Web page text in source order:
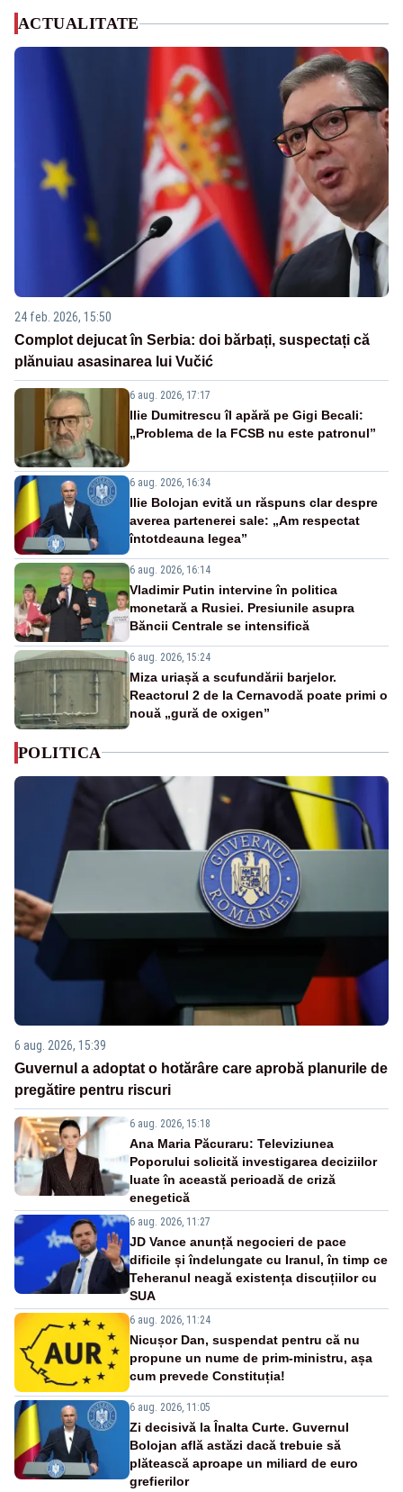
ACTUALITATE
24 feb. 2026, 15:50
Complot dejucat în Serbia: doi bărbați, suspectați că
plănuiau asasinarea lui Vučić
6 aug. 2026, 17:17
Ilie Dumitrescu îl apără pe Gigi Becali:
„Problema de la FCSB nu este patronul”
6 aug. 2026, 16:34
Ilie Bolojan evită un răspuns clar despre
averea partenerei sale: „Am respectat
întotdeauna legea”
6 aug. 2026, 16:14
Vladimir Putin intervine în politica
monetară a Rusiei. Presiunile asupra
Băncii Centrale se intensifică
6 aug. 2026, 15:24
Miza uriașă a scufundării barjelor.
Reactorul 2 de la Cernavodă poate primi o
nouă „gură de oxigen”
POLITICA
6 aug. 2026, 15:39
Guvernul a adoptat o hotărâre care aprobă planurile de
pregătire pentru riscuri
6 aug. 2026, 15:18
Ana Maria Păcuraru: Televiziunea
Poporului solicită investigarea deciziilor
luate în această perioadă de criză
enegetică
6 aug. 2026, 11:27
JD Vance anunță negocieri de pace
dificile și îndelungate cu Iranul, în timp ce
Teheranul neagă existența discuțiilor cu
SUA
6 aug. 2026, 11:24
Nicușor Dan, suspendat pentru că nu
propune un nume de prim-ministru, așa
cum prevede Constituția!
6 aug. 2026, 11:05
Zi decisivă la Înalta Curte. Guvernul
Bolojan află astăzi dacă trebuie să
plătească aproape un miliard de euro
grefierilor